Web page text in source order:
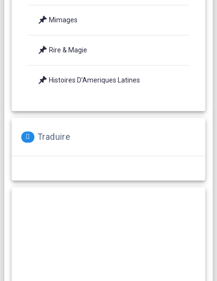
Mimages
Rire & Magie
Histoires D’Ameriques Latines
Traduire